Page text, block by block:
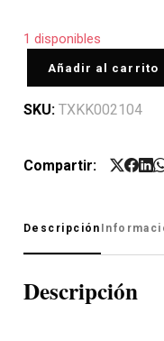
1 disponibles
Añadir al carrito
SKU: TXKK002104
Compartir:
Descripción
Descripción